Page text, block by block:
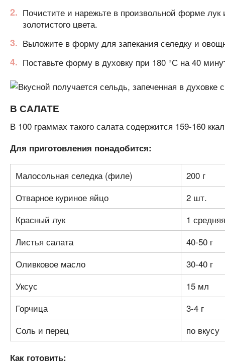
Почистите и нарежьте в произвольной форме
золотистого цвета.
Выложите в форму для запекания селедку и
Поставьте форму в духовку при 180 °С на 40
В САЛАТЕ
В 100 граммах такого салата содержится 159-160
Для приготовления понадобится:
Малосольная селедка (филе)
200 г
Отварное куриное яйцо
2 шт.
Красный лук
1
Листья салата
40-50 г
Оливковое масло
30-40 г
Уксус
15 мл
Горчица
3-4 г
Соль и перец
по вкусу
Как готовить: